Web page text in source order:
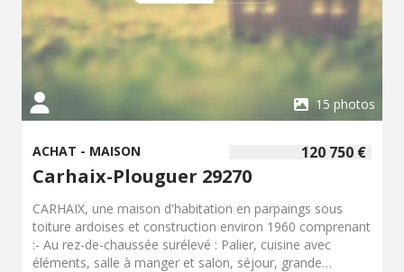
15 photos
120 750 €
ACHAT - MAISON
Carhaix-Plouguer 29270
CARHAIX, une maison d'habitation en parpaings sous
toiture ardoises et construction environ 1960 comprenant
:- Au rez-de-chaussée surélevé : Palier, cuisine avec
éléments, salle à manger et salon, séjour, grande